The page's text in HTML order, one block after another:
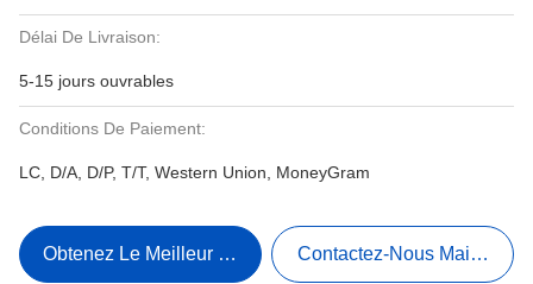
Délai De Livraison:
5-15 jours ouvrables
Conditions De Paiement:
LC, D/A, D/P, T/T, Western Union, MoneyGram
Obtenez Le Meilleur Prix Contactez-Nous Maintenant